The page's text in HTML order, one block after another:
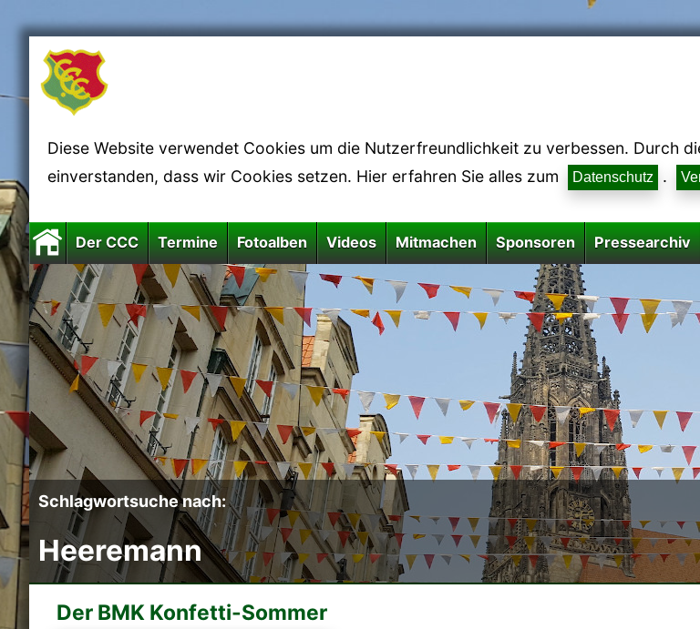
Diese Website verwendet Cookies um die Nutzerfreundlichkeit zu verbessen. Durch
einverstanden, dass wir Cookies setzen. Hier erfahren Sie alles zum
Datenschutz .
Der CCC Termine Fotoalben Videos Mitmachen Sponsoren Pressearchiv
Schlagwortsuche nach:
Heeremann
Der BMK Konfetti-Sommer